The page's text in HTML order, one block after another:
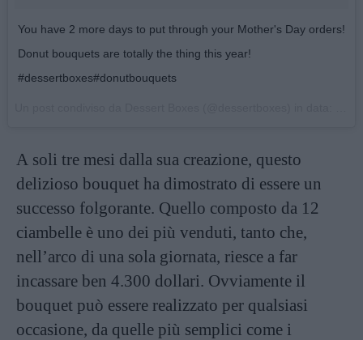
You have 2 more days to put through your Mother's Day orders!
Donut bouquets are totally the thing this year!
#dessertboxes#donutbouquets
A soli tre mesi dalla sua creazione, questo
delizioso bouquet ha dimostrato di essere un
successo folgorante. Quello composto da 12
ciambelle è uno dei più venduti, tanto che,
nell’arco di una sola giornata, riesce a far
incassare ben 4.300 dollari. Ovviamente il
bouquet può essere realizzato per qualsiasi
occasione, da quelle più semplici come i